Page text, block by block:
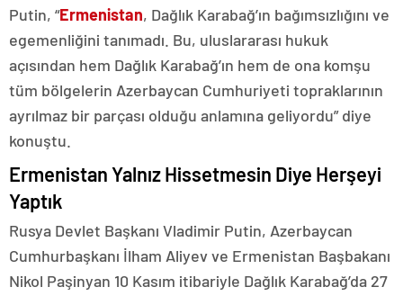
Putin, “Ermenistan, Dağlık Karabağ’ın bağımsızlığını ve
egemenliğini tanımadı. Bu, uluslararası hukuk
açısından hem Dağlık Karabağ’ın hem de ona komşu
tüm bölgelerin Azerbaycan Cumhuriyeti topraklarının
ayrılmaz bir parçası olduğu anlamına geliyordu” diye
konuştu.
Ermenistan Yalnız Hissetmesin Diye Herşeyi
Yaptık
Rusya Devlet Başkanı Vladimir Putin, Azerbaycan
Cumhurbaşkanı İlham Aliyev ve Ermenistan Başbakanı
Nikol Paşinyan 10 Kasım itibariyle Dağlık Karabağ’da 27